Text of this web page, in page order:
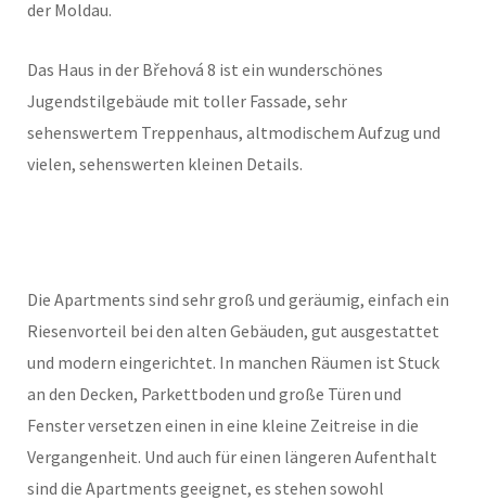
der Moldau.
Das Haus in der Břehová 8 ist ein wunderschönes
Jugendstilgebäude mit toller Fassade, sehr
sehenswertem Treppenhaus, altmodischem Aufzug und
vielen, sehenswerten kleinen Details.
Die Apartments sind sehr groß und geräumig, einfach ein
Riesenvorteil bei den alten Gebäuden, gut ausgestattet
und modern eingerichtet. In manchen Räumen ist Stuck
an den Decken, Parkettboden und große Türen und
Fenster versetzen einen in eine kleine Zeitreise in die
Vergangenheit. Und auch für einen längeren Aufenthalt
sind die Apartments geeignet, es stehen sowohl